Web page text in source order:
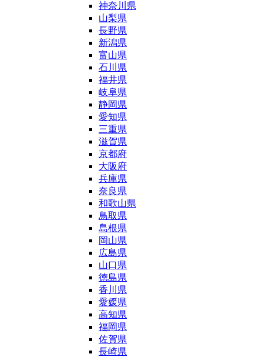
神奈川県
山梨県
長野県
新潟県
富山県
石川県
福井県
岐阜県
静岡県
愛知県
三重県
滋賀県
京都府
大阪府
兵庫県
奈良県
和歌山県
鳥取県
島根県
岡山県
広島県
山口県
徳島県
香川県
愛媛県
高知県
福岡県
佐賀県
長崎県